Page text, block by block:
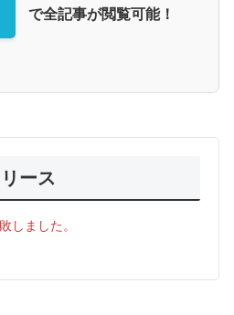
で全記事が閲覧可能！
ース
しました。